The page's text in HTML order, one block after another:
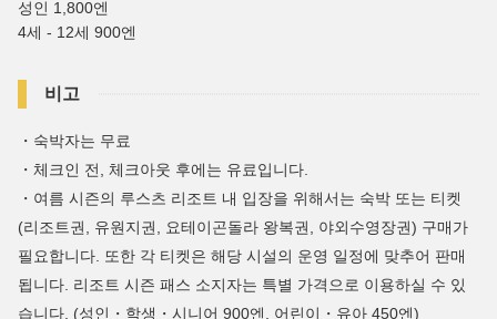
성인 1,800엔
4세 - 12세 900엔
비고
・숙박자는 무료
・체크인 전, 체크아웃 후에는 유료입니다.
・여름 시즌의 루스츠 리조트 내 입장을 위해서는 숙박 또는 티켓
(리조트권, 유원지권, 요테이곤돌라 왕복권, 야외수영장권) 구매가
필요합니다. 또한 각 티켓은 해당 시설의 운영 일정에 맞추어 판매
됩니다. 리조트 시즌 패스 소지자는 특별 가격으로 이용하실 수 있
습니다. (성인・학생・시니어 900엔, 어린이・유아 450엔)